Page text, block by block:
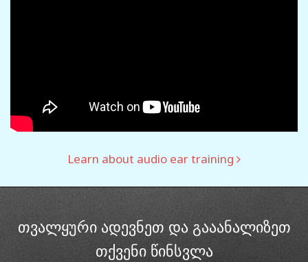
Learn about audio ear training
თვალყური ადევნეთ და გააანალიზეთ
თქვენი წინსვლა